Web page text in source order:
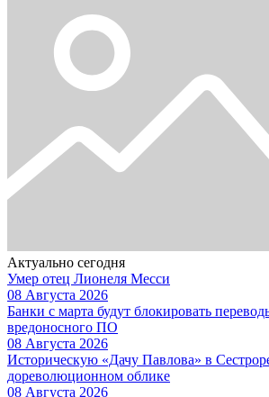
Актуально сегодня
Умер отец Лионеля Месси
08 Августа 2026
Банки с марта будут блокировать
вредоносного ПО
08 Августа 2026
Историческую «Дачу Павлова» в
дореволюционном облике
08 Августа 2026